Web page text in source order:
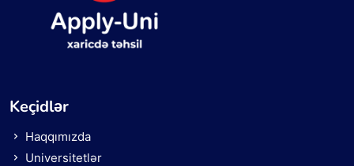
Keçidlər
Haqqımızda
Universitetlər